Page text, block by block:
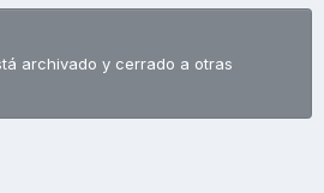
archivado y cerrado a otras